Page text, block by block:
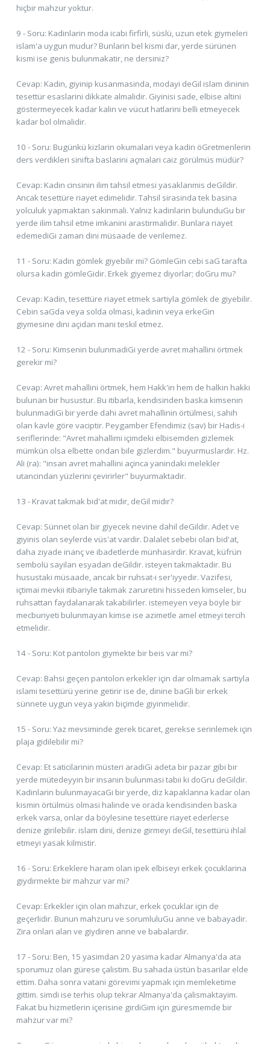
hiçbir mahzur yoktur.
9 - Soru: Kadinlarin moda icabi firfirli, süslü, uzun etek giymeleri
islam'a uygun mudur? Bunlarin bel kismi dar, yerde sürünen
kismi ise genis bulunmakatir, ne dersiniz?
Cevap: Kadin, giyinip kusanmasinda, modayi deGil islam dininin
tesettür esaslarini dikkate almalidir. Giyinisi sade, elbise altini
göstermeyecek kadar kalin ve vücut hatlarini belli etmeyecek
kadar bol olmalidir.
10 - Soru: Bugünkü kizlarin okumalari veya kadin öGretmenlerin
ders verdikleri sinifta baslarini açmalari caiz görülmüs müdür?
Cevap: Kadin cinsinin ilim tahsil etmesi yasaklanmis deGildir.
Ancak tesettüre riayet edimelidir. Tahsil sirasinda tek basina
yolculuk yapmaktan sakinmali. Yalniz kadinlarin bulunduGu bir
yerde ilim tahsil etme imkanini arastirmalidir. Bunlara riayet
edemediGi zaman dini müsaade de verilemez.
11 - Soru: Kadin gömlek giyebilir mi? GömleGin cebi saG tarafta
olursa kadin gömleGidir. Erkek giyemez diyorlar; doGru mu?
Cevap: Kadin, tesettüre riayet etmek sartiyla gömlek de giyebilir.
Cebin saGda veya solda olmasi, kadinin veya erkeGin
giymesine dini açidan mani teskil etmez.
12 - Soru: Kimsenin bulunmadiGi yerde avret mahallini örtmek
gerekir mi?
Cevap: Avret mahallini örtmek, hem Hakk'in hem de halkin hakki
bulunan bir husustur. Bu itibarla, kendisinden baska kimsenin
bulunmadiGi bir yerde dahi avret mahallinin örtülmesi, sahih
olan kavle göre vaciptir. Peygamber Efendimiz (sav) bir Hadis-i
seriflerinde: "Avret mahallimi içimdeki elbisemden gizlemek
mümkün olsa elbette ondan bile gizlerdim." buyurmuslardir. Hz.
Ali (ra): "insan avret mahallini açinca yanindaki melekler
utancindan yüzlerini çevirirler" buyurmaktadir.
13 - Kravat takmak bid'at midir, deGil midir?
Cevap: Sünnet olan bir giyecek nevine dahil deGildir. Adet ve
giyinis olan seylerde vüs'at vardir. Dalalet sebebi olan bid'at,
daha ziyade inanç ve ibadetlerde münhasirdir. Kravat, küfrün
sembolü sayilan esyadan deGildir. isteyen takmaktadir. Bu
husustaki müsaade, ancak bir ruhsat-i ser'iyyedir. Vazifesi,
içtimai mevkii itibariyle takmak zaruretini hisseden kimseler, bu
ruhsattan faydalanarak takabilirler. istemeyen veya böyle bir
mecburiyeti bulunmayan kimse ise azimetle amel etmeyi tercih
etmelidir.
14 - Soru: Kot pantolon giymekte bir beis var mi?
Cevap: Bahsi geçen pantolon erkekler için dar olmamak sartiyla
islami tesettürü yerine getirir ise de, dinine baGli bir erkek
sünnete uygun veya yakin biçimde giyinmelidir.
15 - Soru: Yaz mevsiminde gerek ticaret, gerekse serinlemek için
plaja gidilebilir mi?
Cevap: Et saticilarinin müsteri aradiGi adeta bir pazar gibi bir
yerde mütedeyyin bir insanin bulunmasi tabii ki doGru deGildir.
Kadinlarin bulunmayacaGi bir yerde, diz kapaklanna kadar olan
kismin örtülmüs olmasi halinde ve orada kendisinden baska
erkek varsa, onlar da böylesine tesettüre riayet ederlerse
denize girilebilir. islam dini, denize girmeyi deGil, tesettürü ihlal
etmeyi yasak kilmistir.
16 - Soru: Erkeklere haram olan ipek elbiseyi erkek çocuklarina
giydirmekte bir mahzur var mi?
Cevap: Erkekler için olan mahzur, erkek çocuklar için de
geçerlidir. Bunun mahzuru ve sorumluluGu anne ve babayadir.
Zira onlari alan ve giydiren anne ve babalardir.
17 - Soru: Ben, 15 yasimdan 20 yasima kadar Almanya'da ata
sporumuz olan gürese çalistim. Bu sahada üstün basarilar elde
ettim. Daha sonra vatani görevimi yapmak için memleketime
gittim. simdi ise terhis olup tekrar Almanya'da çalismaktayim.
Fakat bu hizmetlerin içerisine girdiGim için güresmemde bir
mahzur var mi?